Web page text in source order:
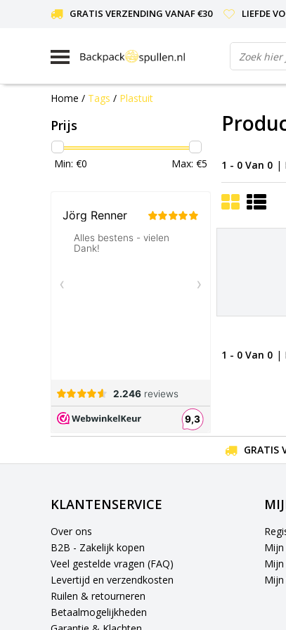
GRATIS VERZENDING VANAF €30 LIEFDE
Home / Tags / Plastuit
Prijs
Min: €0 Max: €5 1 - 0 Van 0 |
1 - 0 Van 0 |
GRATIS
KLANTENSERVICE
Over ons
B2B - Zakelijk kopen
Veel gestelde vragen (FAQ)
Levertijd en verzendkosten
Ruilen & retourneren
Betaalmogelijkheden
Mijn